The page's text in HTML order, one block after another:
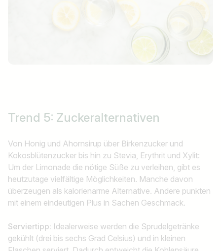
Trend 5: Zuckeralternativen
Von Honig und Ahornsirup über Birkenzucker und
Kokosblütenzucker bis hin zu Stevia, Erythrit und Xylit:
Um der Limonade die nötige Süße zu verleihen, gibt es
heutzutage vielfältige Möglichkeiten. Manche davon
überzeugen als kalorienarme Alternative. Andere punkten
mit einem eindeutigen Plus in Sachen Geschmack.
Serviertipp: Idealerweise werden die Sprudelgetränke
gekühlt (drei bis sechs Grad Celsius) und in kleinen